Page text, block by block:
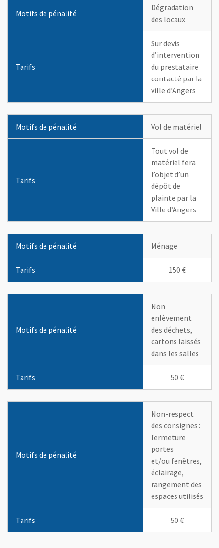
Motifs de pénalité
Dégradation
des locaux
Tarifs
Sur devis
d’intervention
du prestataire
contacté par la
ville d’Angers
Motifs de pénalité Vol de matériel
Tarifs
Tout vol de
matériel fera
l’objet d’un
dépôt de
plainte par la
Ville d’Angers
Motifs de pénalité Ménage
Tarifs 150 €
Motifs de pénalité
Non
enlèvement
des déchets,
cartons laissés
dans les salles
Tarifs 50 €
Motifs de pénalité
Non-respect
des consignes :
fermeture
portes
et/ou fenêtres,
éclairage,
rangement des
espaces utilisés
Tarifs 50 €